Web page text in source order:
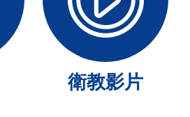
衛教影片